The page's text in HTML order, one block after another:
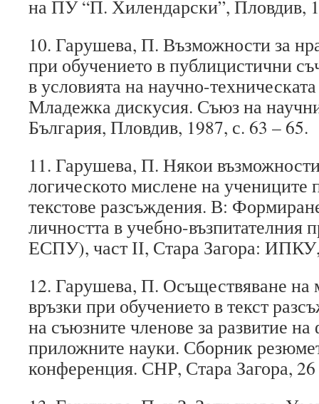
на ПУ “П. Хилендарски”, Пловдив,
10. Гарушева, П. Възможности за
при обучението в публицистични
в условията на научно-
Младежка дискусия. Съюз на
България, Пловдив, 1987, с. 63 – 65.
11. Гарушева, П. Някои
логическото мислене на учениците
текстове разсъждения. В:
личността в учебно-възпитателния
ЕСПУ), част ІІ, Стара Загора:
12. Гарушева, П. Осъществяване
връзки при обучението в текст
на съюзните членове за развитие
приложните науки. Сборник
конференция. СНР, Стара Загора,